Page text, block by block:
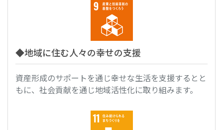
◆地域に住む人々の幸せの支援
資産形成のサポートを通じ幸せな生活を支援するとと
もに、社会貢献を通じ地域活性化に取り組みます。